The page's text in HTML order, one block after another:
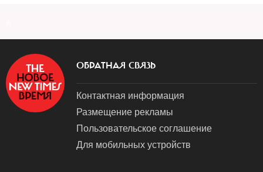
ОБРАТНАЯ СВЯЗЬ
Контактная информация
Размещение рекламы
Пользовательское соглашение
Для мобильных устройств